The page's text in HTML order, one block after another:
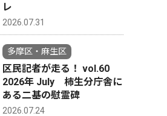
レ
2026.07.31
多摩区・麻生区
区民記者が走る！ vol.60
2026年 July 柿生分庁舎に
ある二基の慰霊碑
2026.07.24